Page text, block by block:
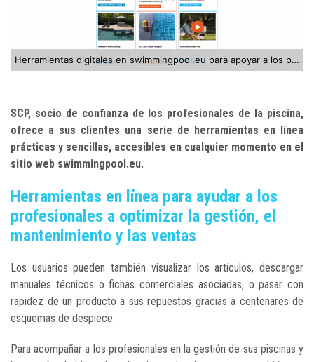
Herramientas digitales en swimmingpool.eu para apoyar a los profesionales del sector piscina
SCP, socio de confianza de los profesionales de la piscina,
ofrece a sus clientes una serie de herramientas en línea
prácticas y sencillas, accesibles en cualquier momento en el
sitio web swimmingpool.eu.
Herramientas en línea para ayudar a los
profesionales a optimizar la gestión, el
mantenimiento y las ventas
Los usuarios pueden también visualizar los artículos, descargar
manuales técnicos o fichas comerciales asociadas, o pasar con
rapidez de un producto a sus repuestos gracias a centenares de
esquemas de despiece.
Para acompañar a los profesionales en la gestión de sus piscinas y